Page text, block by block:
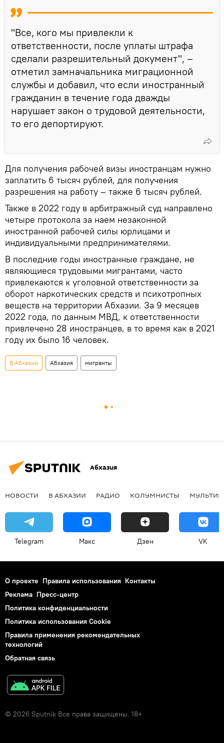
"Все, кого мы привлекли к
ответственности, после уплаты штрафа
сделали разрешительный документ", –
отметил замначальника миграционной
службы и добавил, что если иностранный
гражданин в течение года дважды
нарушает закон о трудовой деятельности,
то его депортируют.
Для получения рабочей визы иностранцам нужно
заплатить 6 тысяч рублей, для получения
разрешения на работу – также 6 тысяч рублей.
Также в 2022 году в арбитражный суд направлено
четыре протокола за наем незаконной
иностранной рабочей силы юрлицами и
индивидуальными предпринимателями.
В последние годы иностранные граждане, не
являющиеся трудовыми мигрантами, часто
привлекаются к уголовной ответственности за
оборот наркотических средств и психотропных
веществ на территории Абхазии. За 9 месяцев
2022 года, по данным МВД, к ответственности
привлечено 28 иностранцев, в то время как в 2021
году их было 16 человек.
В Абхазии Абхазия мигранты
Абхазия
НОВОСТИ В АБХАЗИИ РАДИО КОЛУМНИСТЫ
Telegram Макс Дзен VK
О проекте Правила использования Контакты
Реклама Пресс-центр
Политика конфиденциальности
Политика использования Cookie
Правила применения рекомендательных
технологий
Обратная связь
© 2026 Sputnik Все права защищены. 18+